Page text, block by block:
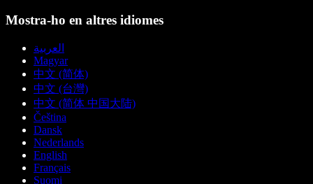
Mostra-ho en altres idiomes
العربية
Magyar
中文 (简体)
中文 (台灣)
中文 (简体 中国大陆)
Čeština
Dansk
Nederlands
English
Français
Suomi